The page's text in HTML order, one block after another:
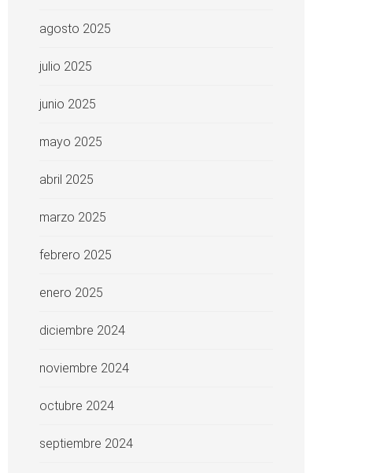
agosto 2025
julio 2025
junio 2025
mayo 2025
abril 2025
marzo 2025
febrero 2025
enero 2025
diciembre 2024
noviembre 2024
octubre 2024
septiembre 2024